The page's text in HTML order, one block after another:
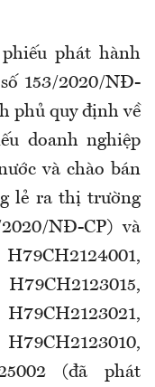
phát hành
153/2020/NĐ-
phủ quy định về
doanh nghiệp
và chào bán
lẻ ra thị trường
NĐ-CP) và
(đã phát